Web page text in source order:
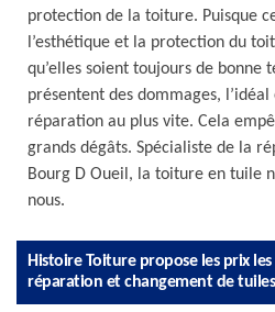
protection de la toiture. Puisque
l’esthétique et la protection du
qu’elles soient toujours de bonne
présentent des dommages,
réparation au plus vite. Cela
grands dégâts. Spécialiste de la
Bourg D Oueil, la toiture en tuile
nous.
Histoire Toiture propose les prix
réparation et changement de